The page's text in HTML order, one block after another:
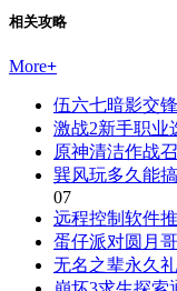
相关攻略
More+
伍六七暗影交
激战2新手职业
原神清洁作战
巽风玩多久能
07
远程控制软件
蛋仔派对圆月
无名之辈永久